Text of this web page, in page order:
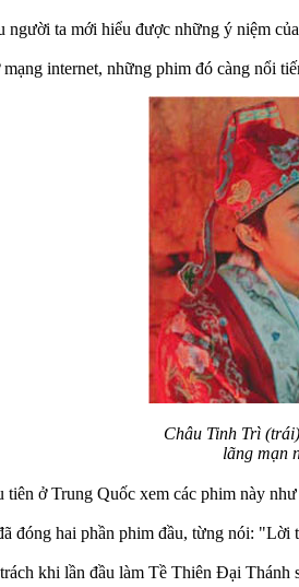
ta mới hiểu được những ý niệm
internet, những phim đó càng nổi
Châu Tinh Trì
lãng mạn
tiên ở Trung Quốc xem các phim này
đóng hai phần phim đầu, từng nói: "Lời
khi lần đầu làm Tề Thiên Đại Thánh